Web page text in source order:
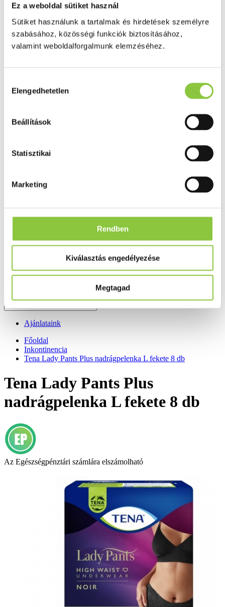
Ez a weboldal sütiket használ
Sütiket használunk a tartalmak és hirdetések személyre
szabásához, közösségi funkciók biztosításához,
valamint weboldalforgalmunk elemzéséhez.
kiválasztása
Elengedhetetlen
Beállítások
Statisztikai
Marketing
Rendben
Kiválasztás engedélyezése
Megtagad
Fül
Női problémák
Betétek, tamponok
Klimax
Terhességi tesztek
Férfi problémák
Műfogsor ápolás
Fogfehérítés
Fogköztisztító
Teák
Gyógyteák
Könyvek
Egészség ajándékba
Ajánlataink
Főoldal
Inkontinencia
Tena Lady Pants Plus nadrágpelenka L fekete 8 db
Tena Lady Pants Plus
nadrágpelenka L fekete 8 db
Az Egészségpénztári számlára elszámolható